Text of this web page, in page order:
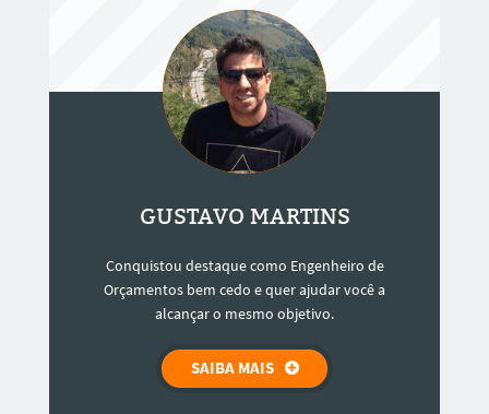
GUSTAVO MARTINS
Conquistou destaque como Engenheiro de
Orçamentos bem cedo e quer ajudar você a
alcançar o mesmo objetivo.
SAIBA MAIS